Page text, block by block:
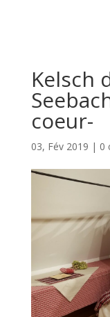
Kelsch
coeur-
03, Fév 2019 | 0